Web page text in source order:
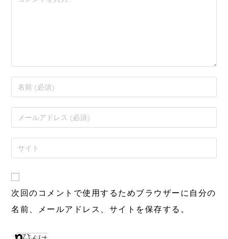
次回のコメントで使用するためブラウザーに自分の
名前、メールアドレス、サイトを保存する。